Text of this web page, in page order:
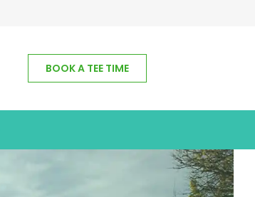
BOOK A TEE TIME